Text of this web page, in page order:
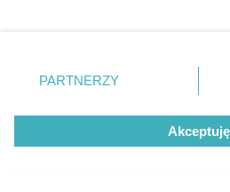
zmienić/wycofać klikając przycisk
znajdujący się w lewym dolnym
rodzaje przetwarzania danych nie
użytkownika, ale masz prawo
przetwarzaniu. Preferencje będą
PARTNERZY
Akceptuję